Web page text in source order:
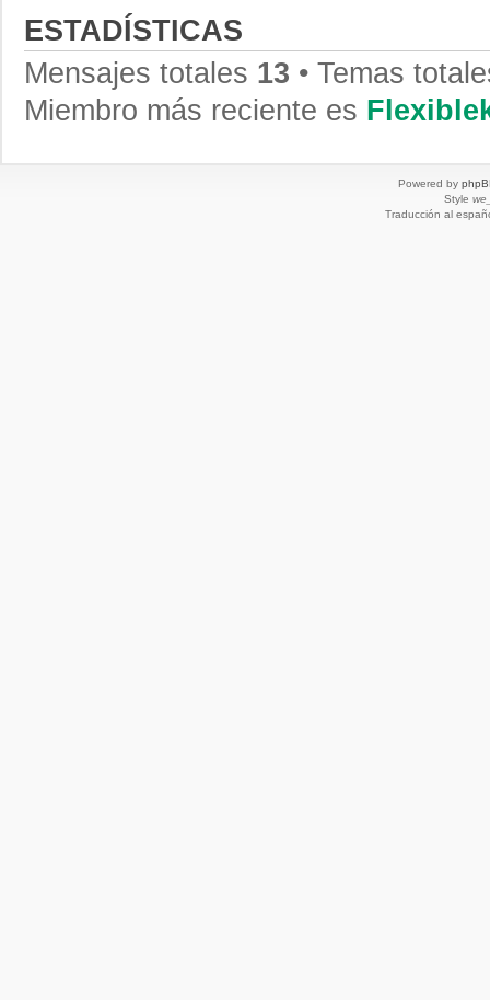
ESTADÍSTICAS
Mensajes totales 13 • Temas
Miembro más reciente es
Powered by
Style
Traducción al